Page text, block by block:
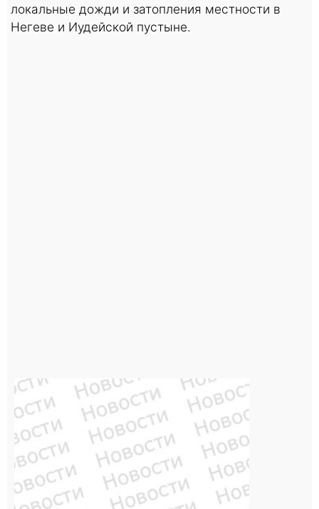
локальные дожди и затопления местности в
Негеве и Иудейской пустыне.